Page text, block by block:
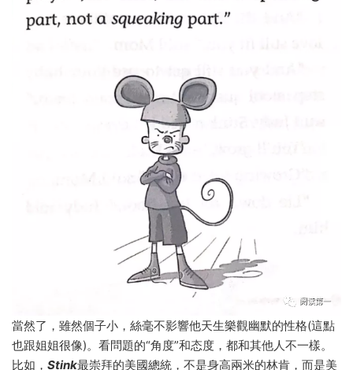
當然了，雖然個子小，絲毫不影響他天生樂觀幽默的性格(這點
也跟姐姐很像)。看問題的“角度”和态度，都和其他人不一樣。
比如， Stink最崇拜的美國總統，不是身高兩米的林肯，而是美